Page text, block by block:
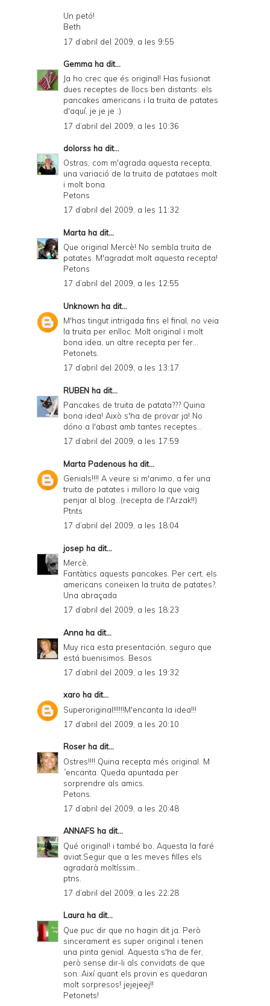
Un petó!
Beth
17 d’abril del 2009, a les 9:55
Gemma ha dit...
Ja ho crec que és original! Has fusionat
dues receptes de llocs ben distants: els
pancakes americans i la truita de patates
d'aquí, je je je :)
17 d’abril del 2009, a les 10:36
dolorss ha dit...
Ostras, com m'agrada aquesta recepta,
una variació de la truita de patataes molt
i molt bona.
Petons
17 d’abril del 2009, a les 11:32
Marta ha dit...
Que original Mercè! No sembla truita de
patates. M'agradat molt aquesta recepta!
Petons
17 d’abril del 2009, a les 12:55
Unknown ha dit...
M'has tingut intrigada fins el final, no veia
la truita per enlloc. Molt original i molt
bona idea, un altre recepta per fer...
Petonets.
17 d’abril del 2009, a les 13:17
RUBEN ha dit...
Pancakes de truita de patata??? Quina
bona idea! Això s'ha de provar ja! No
dóno a l'abast amb tantes receptes...
17 d’abril del 2009, a les 17:59
Marta Padenous ha dit...
Genials!!!! A veure si m'animo, a fer una
truita de patates i milloro la que vaig
penjar al blog...(recepta de l'Arzak!!)
Ptnts
17 d’abril del 2009, a les 18:04
josep ha dit...
Mercè,
Fantàtics aquests pancakes. Per cert, els
americans coneixen la truita de patates?.
Una abraçada
17 d’abril del 2009, a les 18:23
Anna ha dit...
Muy rica esta presentación, seguro que
está buenisimos. Besos
17 d’abril del 2009, a les 19:32
xaro ha dit...
Superoriginal!!!!!!M'encanta la idea!!!
17 d’abril del 2009, a les 20:10
Roser ha dit...
Ostres!!!! Quina recepta més original. M
´encanta. Queda apuntada per
sorprendre als amics.
Petons.
17 d’abril del 2009, a les 20:48
ANNAFS ha dit...
Qué original! i també bo. Aquesta la faré
aviat.Segur que a les meves filles els
agradarà moltíssim...
ptns.
17 d’abril del 2009, a les 22:28
Laura ha dit...
Que puc dir que no hagin dit ja. Però
sincerament es super original i tenen
una pinta genial. Aquesta s'ha de fer,
però sense dir-li als convidats de que
son. Així quant els provin es quedaran
molt sorpresos! jejejeej!!
Petonets!